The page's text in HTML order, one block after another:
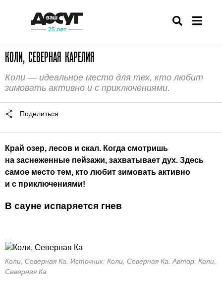
КОЛИ, СЕВЕРНАЯ КАРЕЛИЯ
Коли — идеальное место для тех, кто любит
зимовать активно и с приключениями.
Поделиться
Край озер, лесов и скал. Когда смотришь
на заснеженные пейзажи, захватывает дух. Здесь
самое место тем, кто любит зимовать активно
и с приключениями!
В сауне испаряется гнев
Коли, Северная Ка. Источник: Коли, Северная Ка. Автор: Коли,
Северная Ка